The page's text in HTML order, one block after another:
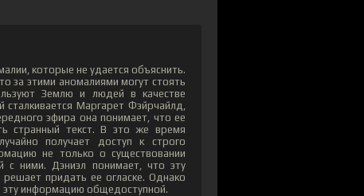
которые не удается объяснить.
за этими аномалиями могут стоять
Землю и людей в качестве
Маргарет Фэйрчайлд,
эфира она понимает, что ее
странный текст. В это же время
получает доступ к строго
не только о существовании
с ними. Дэниэл понимает, что эту
придать ее огласке. Однако
эту информацию общедоступной.